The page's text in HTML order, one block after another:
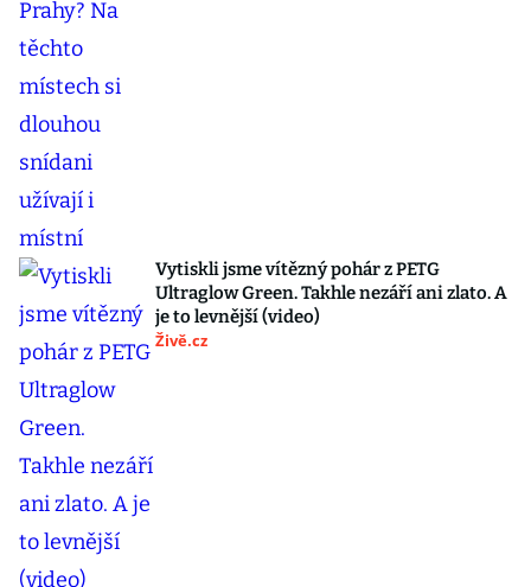
Vytiskli jsme vítězný pohár z PETG
Ultraglow Green. Takhle nezáří ani zlato. A
je to levnější (video)
Živě.cz